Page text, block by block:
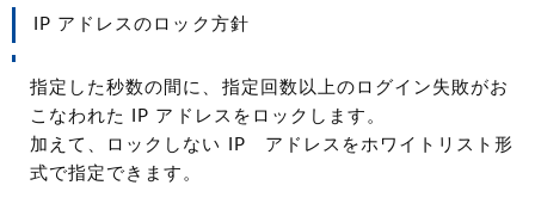
IP アドレスのロック方針
指定した秒数の間に、指定回数以上のログイン失敗がお
こなわれた IP アドレスをロックします。
加えて、ロックしない IP アドレスをホワイトリスト形
式で指定できます。